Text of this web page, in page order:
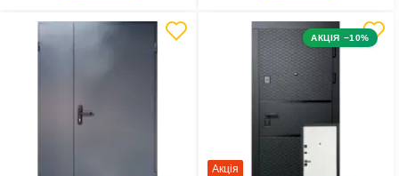
Акція
АКЦІЯ −10%